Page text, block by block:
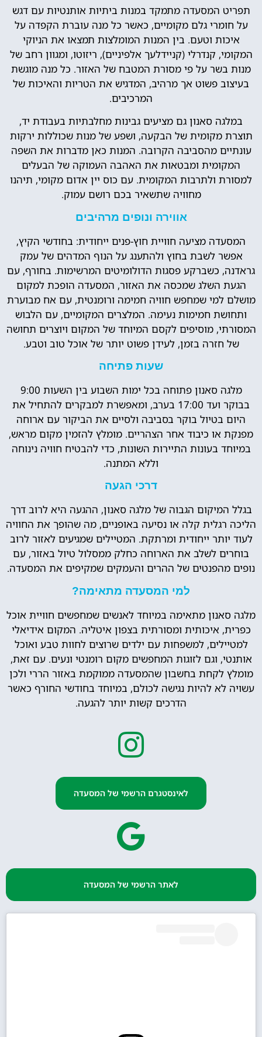
תפריט המסעדה מתמקד במנות ביתיות אותנטיות עם דגש
על חומרי גלם מקומיים, כאשר כל מנה עוברת הקפדה על
איכות וטעם. בין המנות המומלצות תמצאו את הניוקי
המקומי, קנדרלי (קניידלעך אלפיניים), ריזוטו, ומגוון רחב של
מנות בשר על פי מסורת המטבח של האזור. כל מנה מוגשת
בעיצוב פשוט אך מרהיב, המדגיש את הטריות והאיכות של
המרכיבים.
במלגה סאנון גם מציעים גבינות מחלבתיות בעבודת יד,
תוצרת מקומית של הבקעה, ושפע של מנות שכוללות ירקות
עונתיים מהסביבה הקרובה. המנות כאן מדברות את השפה
המקומית ומבטאות את האהבה העמוקה של הבעלים
למסורת ולתרבות המקומית. עם כוס יין אדום מקומי, תיהנו
מחוויה שתשאיר בכם רושם עמוק.
אווירה ונופים מרהיבים
המסעדה מציעה חוויית חוץ-פנים ייחודית: בחודשי הקיץ,
אפשר לשבת בחוץ ולהתענג על הנוף המדהים של עמק
גראדנה, כשברקע פסגות הדולומיטים המרשימות. בחורף, עם
הגעת השלג שמכסה את האזור, המסעדה הופכת למקום
מושלם למי שמחפש חוויה חמימה ורומנטית, עם אח מבוערת
ותחושת חמימות נעימה. המלצרים המקומיים, עם הלבוש
המסורתי, מוסיפים לקסם המיוחד של המקום ויוצרים תחושה
של חזרה בזמן, לעידן פשוט יותר של אוכל טוב וטבע.
שעות פתיחה
מלגה סאנון פתוחה בכל ימות השבוע בין השעות 9:00
בבוקר ועד 17:00 בערב, ומאפשרת למבקרים להתחיל את
היום בטיול בוקר בסביבה ולסיים את הביקור עם ארוחה
מפנקת או כיבוד אחר הצהריים. מומלץ להזמין מקום מראש,
במיוחד בעונות התיירות השונות, כדי להבטיח חוויה נינוחה
וללא המתנה.
דרכי הגעה
בגלל המיקום הגבוה של מלגה סאנון, ההגעה היא לרוב דרך
הליכה רגלית קלה או נסיעה באופניים, מה שהופך את החוויה
לעוד יותר ייחודית ומרתקת. המטיילים שמגיעים לאזור לרוב
בוחרים לשלב את הארוחה כחלק ממסלול טיול באזור, עם
נופים מהפנטים של ההרים והעמקים שמקיפים את המסעדה.
למי המסעדה מתאימה?
מלגה סאנון מתאימה במיוחד לאנשים שמחפשים חוויית אוכל
כפרית, איכותית ומסורתית בצפון איטליה. המקום אידיאלי
למטיילים, למשפחות עם ילדים שרוצים לחוות טבע ואוכל
אותנטי, וגם לזוגות המחפשים מקום רומנטי ונעים. עם זאת,
מומלץ לקחת בחשבון שהמסעדה ממוקמת באזור הררי ולכן
עשויה לא להיות נגישה לכולם, במיוחד בחודשי החורף כאשר
הדרכים קשות יותר להגעה.
לאינסטגרם הרשמי של המסעדה
לאתר הרשמי של המסעדה